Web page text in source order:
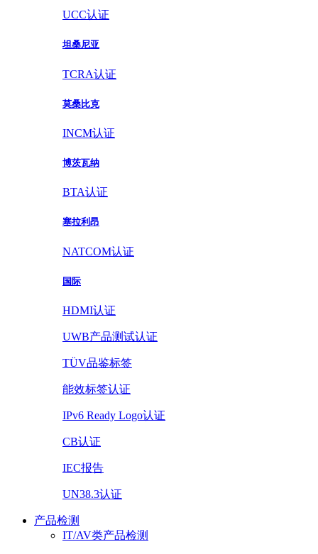
UCC认证
坦桑尼亚
TCRA认证
莫桑比克
INCM认证
博茨瓦纳
BTA认证
塞拉利昂
NATCOM认证
国际
HDMI认证
UWB产品测试认证
TÜV品鉴标签
能效标签认证
IPv6 Ready Logo认证
CB认证
IEC报告
UN38.3认证
产品检测
IT/AV类产品检测